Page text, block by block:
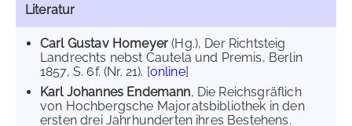
Literatur
Carl Gustav Homeyer(Hg.), Der Richtsteig
Landrechts nebst Cautela und Premis, Berlin
1857, S. 6f. (Nr. 21). [online]
Karl Johannes Endemann, Die Reichsgräflich
von Hochbergsche Majoratsbibliothek in den
ersten drei Jahrhunderten ihres Bestehens.